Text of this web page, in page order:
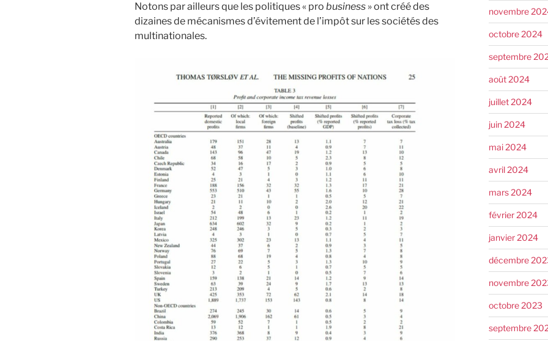
Notons par ailleurs que les politiques « pro business » ont créé des
dizaines de mécanismes d’évitement de l’impôt sur les sociétés des
multinationales.
novembre
octobre 2024
septembre
août 2024
juillet 2024
juin 2024
mai 2024
avril 2024
mars 2024
février 2024
janvier 2024
décembre
novembre
octobre 2023
septembre